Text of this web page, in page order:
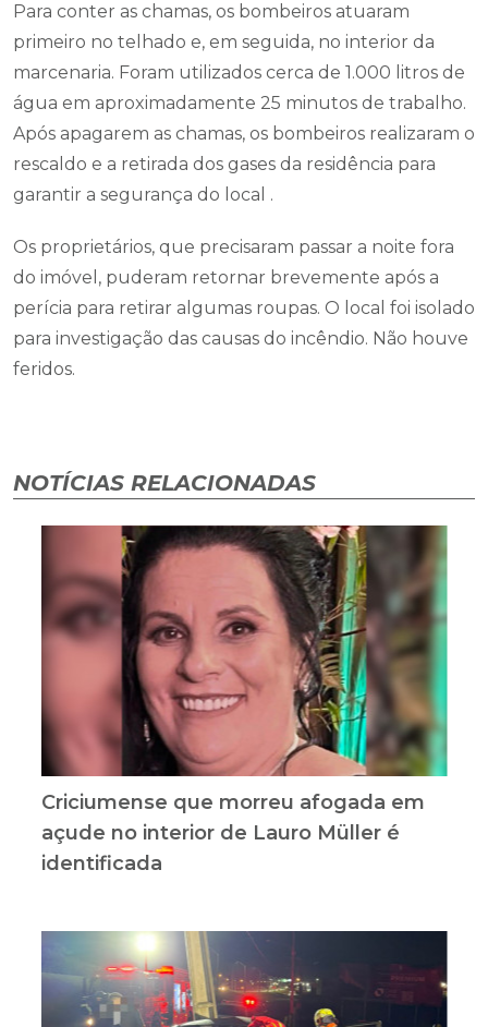
Para conter as chamas, os bombeiros atuaram
primeiro no telhado e, em seguida, no interior da
marcenaria. Foram utilizados cerca de 1.000 litros de
água em aproximadamente 25 minutos de trabalho.
Após apagarem as chamas, os bombeiros realizaram o
rescaldo e a retirada dos gases da residência para
garantir a segurança do local .
Os proprietários, que precisaram passar a noite fora
do imóvel, puderam retornar brevemente após a
perícia para retirar algumas roupas. O local foi isolado
para investigação das causas do incêndio. Não houve
feridos.
NOTÍCIAS RELACIONADAS
Criciumense que morreu afogada em
açude no interior de Lauro Müller é
identificada